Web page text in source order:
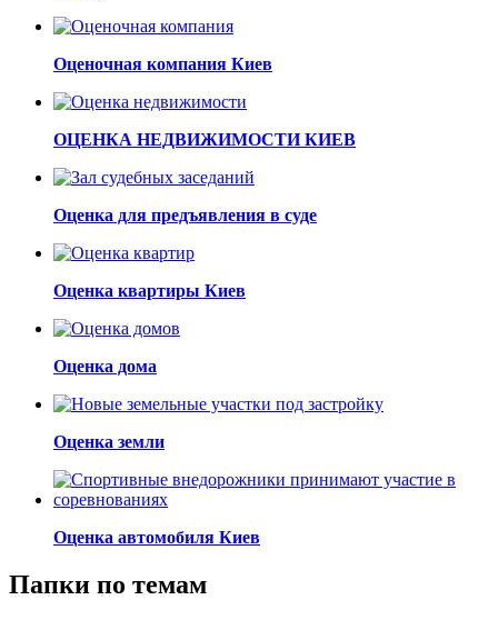
Оценочная компания Киев
ОЦЕНКА НЕДВИЖИМОСТИ КИЕВ
Оценка для предъявления в суде
Оценка квартиры Киев
Оценка дома
Оценка земли
Оценка автомобиля Киев
Папки по темам